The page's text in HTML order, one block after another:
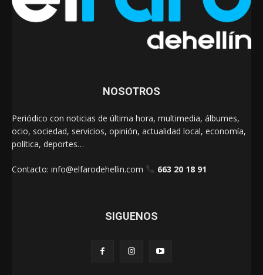
NOSOTROS
Periódico con noticias de última hora, multimedia, álbumes,
ocio, sociedad, servicios, opinión, actualidad local, economía,
política, deportes…
Contacto: info@elfarodehellin.com 663 20 18 91
SIGUENOS